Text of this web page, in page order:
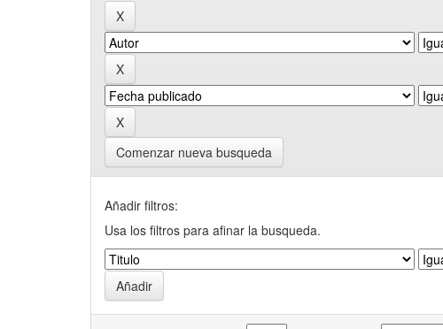
Comenzar nueva busqueda
Añadir filtros:
Usa los filtros para afinar la busqueda.